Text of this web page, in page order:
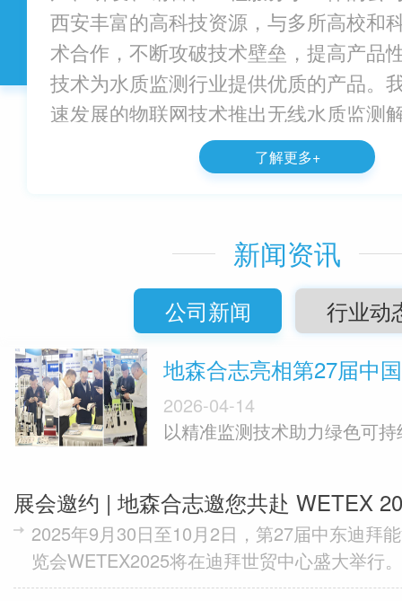
西安丰富的高科技资源，与多所高校和
术合作，不断攻破技术壁垒，提高产品
技术为水质监测行业提供优质的产品。
速发展的物联网技术推出无线水质监测
无线传输将智...
了解更多+
新闻资讯
公司新闻
行业动
地森合志亮相第27届中
expo China 2026
2026-04-14
以精准监测技术助力绿色可
展会邀约 | 地森合志邀您共赴 WETEX
2025年9月30日至10月2日，第27届中东迪拜
览会WETEX2025将在迪拜世贸中心盛大举行
国际化程度最高的环保与水处理盛会，